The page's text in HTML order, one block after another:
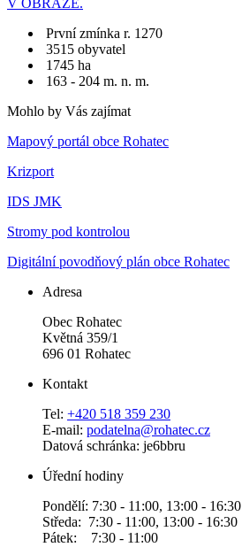
V OBRAZE.
První zmínka r. 1270
3515 obyvatel
1745 ha
163 - 204 m. n. m.
Mohlo by Vás zajímat
Mapový portál obce Rohatec
Krizport
IDS JMK
Stromy pod kontrolou
Digitální povodňový plán obce Rohatec
Adresa
Obec Rohatec
Květná 359/1
696 01 Rohatec
Kontakt
Tel: +420 518 359 230
E-mail: podatelna@rohatec.cz
Datová schránka: je6bbru
Úřední hodiny
Pondělí: 7:30 - 11:00, 13:00 - 16:30
Středa: 7:30 - 11:00, 13:00 - 16:30
Pátek: 7:30 - 11:00